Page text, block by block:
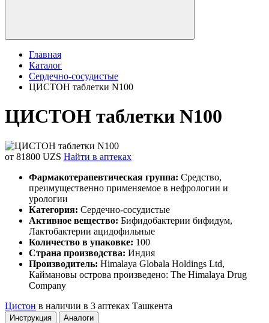
Главная
Каталог
Сердечно-сосудистые
ЦИСТОН таблетки N100
ЦИСТОН таблетки N100
от 81800 UZS Найти в аптеках
Фармакотерапевтическая группа: Средство,
преимущественно применяемое в нефрологии и
урологии
Категория: Сердечно-сосудистые
Активное вещество: Бифидобактерии бифидум,
Лактобактерии ацидофильные
Количество в упаковке: 100
Страна производства: Индия
Производитель: Himalaya Globala Holdings Ltd,
Каймановы острова произведено: The Himalaya Drug
Company
Цистон в наличии в 3 аптеках Ташкента
Инструкция Аналоги